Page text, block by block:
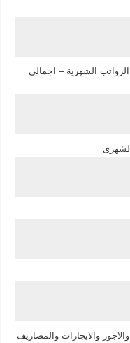
الشهرية – اجمالى
الشهرى
الاجور والايجارات والمصاريف